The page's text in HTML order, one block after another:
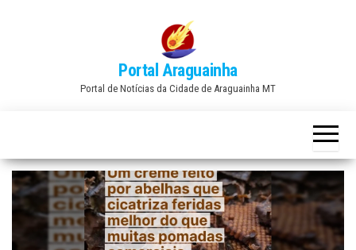
Portal Araguainha
Portal de Notícias da Cidade de Araguainha MT